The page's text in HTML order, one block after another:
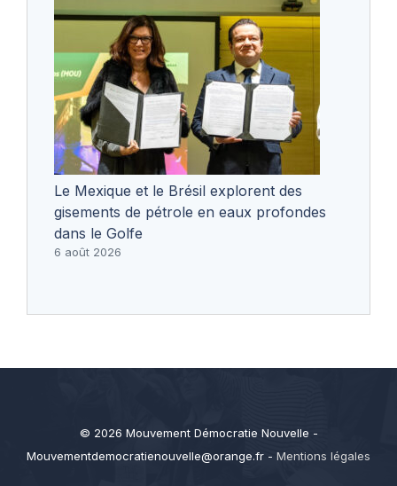
Le Mexique et le Brésil explorent des
gisements de pétrole en eaux profondes
dans le Golfe
6 août 2026
© 2026 Mouvement Démocratie Nouvelle -
Mouvementdemocratienouvelle@orange.fr - Mentions légales